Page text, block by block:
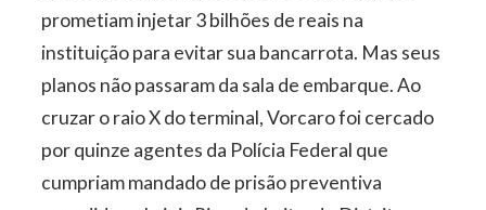
prometiam injetar 3 bilhões de reais na
instituição para evitar sua bancarrota. Mas seus
planos não passaram da sala de embarque. Ao
cruzar o raio X do terminal, Vorcaro foi cercado
por quinze agentes da Polícia Federal que
cumpriam mandado de prisão preventiva